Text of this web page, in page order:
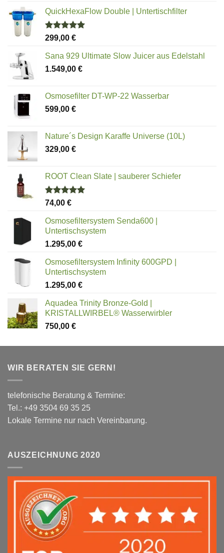
QuickHexaFlow Double | Untertischfilter
Bewertet
von 5
299,00 €
Sana 929 Ultimate Slow Juicer aus Edelstahl
1.549,00 €
Osmosefilter DT-WP-22 Wasserbar
599,00 €
Nature´s Design Karaffe Universe (10L)
329,00 €
ROOT Clean Slate | sauberer Schiefer
Bewertet
von 5
74,00 €
Osmosefiltersystem Senda600 |
Untertischsystem
1.295,00 €
Osmosefiltersystem Infinity 600GPD |
Untertischsystem
1.295,00 €
Aquadea Trinity Bronze-Gold |
KRISTALLWIRBEL® Wasserwirbler
750,00 €
WIR BERATEN SIE GERN!
telefonische Beratung & Termine:
Tel.: +49 3504 69 35 25
Lokale Termine nur nach Vereinbarung.
AUSZEICHNUNG 2020